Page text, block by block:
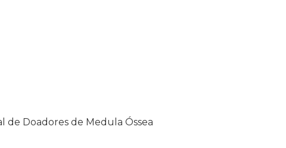
de Doadores de Medula Óssea